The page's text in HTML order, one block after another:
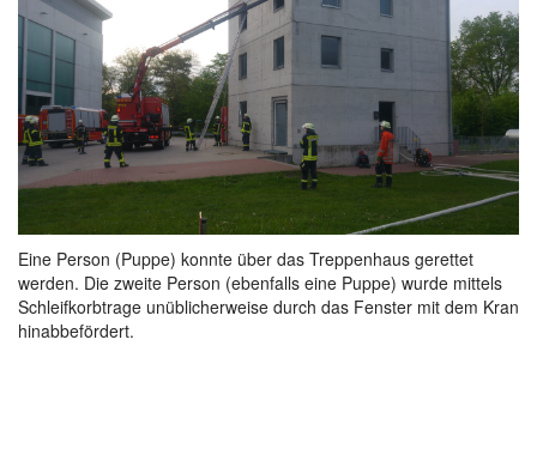
Eine Person (Puppe) konnte über das Treppenhaus gerettet
werden. Die zweite Person (ebenfalls eine Puppe) wurde mittels
Schleifkorbtrage unüblicherweise durch das Fenster mit dem Kran
hinabbefördert.